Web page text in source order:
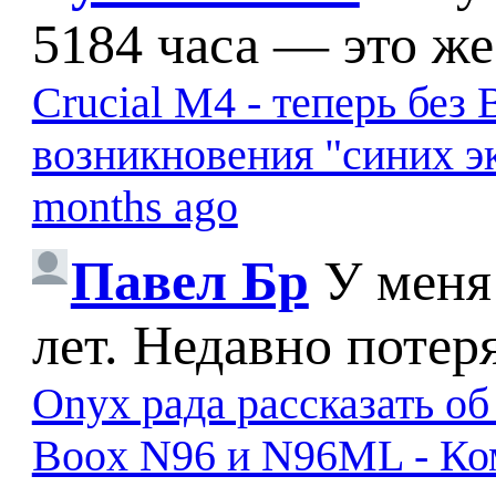
5184 часа — это
Crucial M4 - теперь без
возникновения "синих
months ago
Павел Бр У меня
лет. Недавно
Onyx рада рассказать
Boox N96 и N96ML -